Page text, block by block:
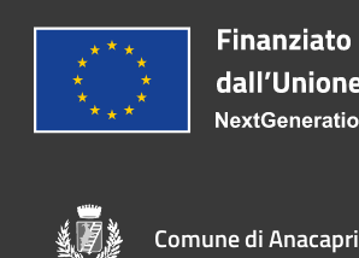
Comune di Anacapri